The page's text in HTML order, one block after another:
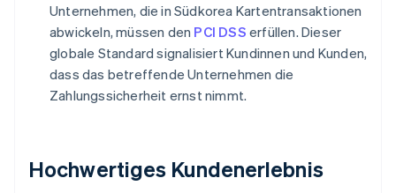
Unternehmen, die in Südkorea Kartentransaktionen
abwickeln, müssen den PCI DSS erfüllen. Dieser
globale Standard signalisiert Kundinnen und Kunden,
dass das betreffende Unternehmen die
Zahlungssicherheit ernst nimmt.
Hochwertiges Kundenerlebnis